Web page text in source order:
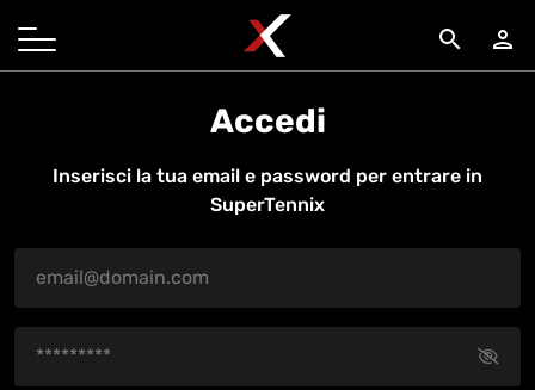
search person
Accedi
Inserisci la tua email e password per entrare in
SuperTennix